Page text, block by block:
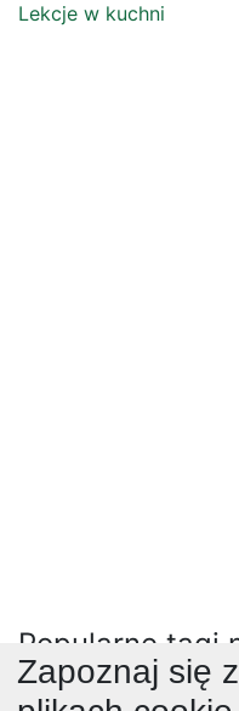
Lekcje w kuchni
Popularne tagi
daniamiesne obiad(25567)
Zapoznaj się